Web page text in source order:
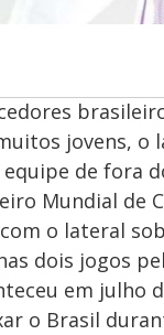
jovens,
de fora
Mundial de
o lateral
dois jogos
em julho
o Brasil